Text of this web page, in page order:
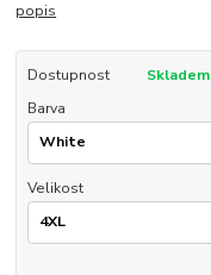
popis
Dostupnost
Skladem
Barva
Velikost